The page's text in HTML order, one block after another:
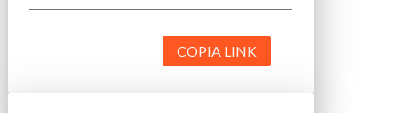
COPIA LINK